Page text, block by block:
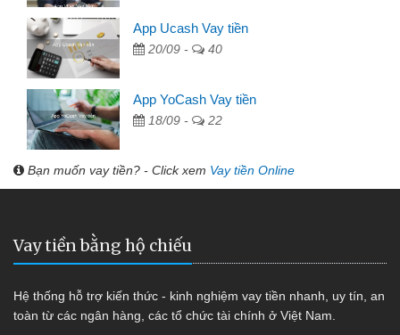
App Ucash Vay tiền
20/09 - 40
App YoCash Vay tiền
18/09 - 22
Bạn muốn vay tiền? - Click xem Vay tiền Online
Vay tiền bằng hộ chiếu
Hệ thống hỗ trợ kiến thức - kinh nghiệm vay tiền nhanh, uy tín, an
toàn từ các ngân hàng, các tổ chức tài chính ở Việt Nam.